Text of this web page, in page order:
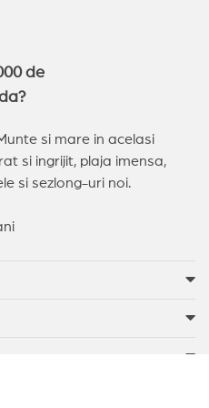
de
si mare in acelasi
si ingrijit, plaja imensa,
si sezlong-uri noi.